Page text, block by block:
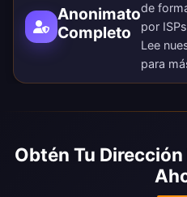
Anonimato
Completo
de
por
Lee
para
Obtén Tu